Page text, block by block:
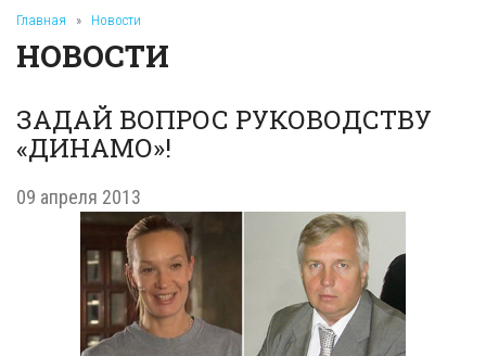
Главная » Новости
НОВОСТИ
ЗАДАЙ ВОПРОС РУКОВОДСТВУ
«ДИНАМО»!
09 апреля 2013